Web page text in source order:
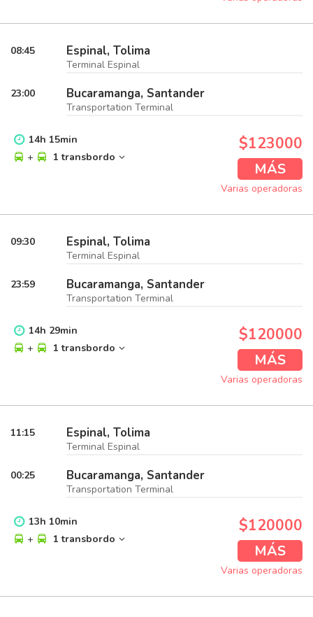
08:45 Espinal, Tolima
Terminal Espinal
23:00 Bucaramanga, Santander
Transportation Terminal
14h 15min
+
1 transbordo
$123000
MÁS
Varias operadoras
09:30 Espinal, Tolima
Terminal Espinal
23:59 Bucaramanga, Santander
Transportation Terminal
14h 29min
+
1 transbordo
$120000
MÁS
Varias operadoras
11:15 Espinal, Tolima
Terminal Espinal
00:25 Bucaramanga, Santander
Transportation Terminal
13h 10min
+
1 transbordo
$120000
MÁS
Varias operadoras